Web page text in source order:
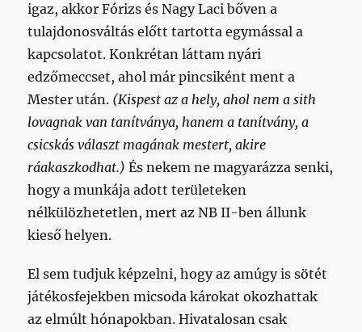
igaz, akkor Fórizs és Nagy Laci bőven a
tulajdonosváltás előtt tartotta egymással a
kapcsolatot. Konkrétan láttam nyári
edzőmeccset, ahol már pincsiként ment a
Mester után. (Kispest az a hely, ahol nem a sith
lovagnak van tanítványa, hanem a tanítvány, a
csicskás választ magának mestert, akire
ráakaszkodhat.)És nekem ne magyarázza senki,
hogy a munkája adott területeken
nélkülözhetetlen, mert az NB II-ben állunk
kieső helyen.
El sem tudjuk képzelni, hogy az amúgy is sötét
játékosfejekben micsoda károkat okozhattak
az elmúlt hónapokban. Hivatalosan csak